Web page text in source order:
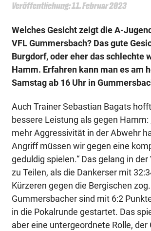
Veröffentlichung: 11. Februar 2023
Welches Gesicht zeigt die A-
VFL Gummersbach? Das gute
Burgdorf, oder eher das schlechte
Hamm. Erfahren kann man es am
Samstag ab 16 Uhr in
Auch Trainer Sebastian Bagats
bessere Leistung als gegen Hamm:
mehr Aggressivität in der Abwehr
Angriff müssen wir gegen eine
geduldig spielen.“ Das gelang in
zu Teilen, als die Dankerser mit
Kürzeren gegen die Bergischen
Gummersbacher sind mit 6:2
in die Pokalrunde gestartet. Das
aber eine untergeordnete Rolle, der